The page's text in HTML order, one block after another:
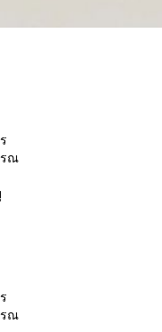
รณ
รณ